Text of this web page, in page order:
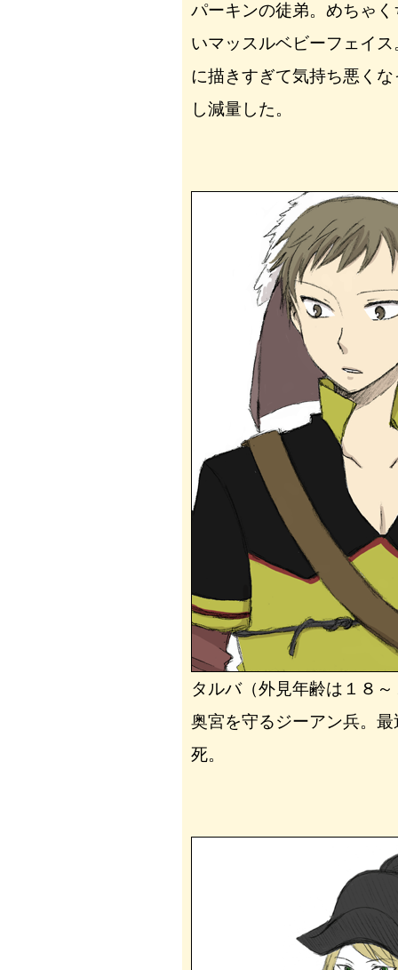
パーキンの徒弟。めちゃ
いマッスルベビーフェイ
に描きすぎて気持ち悪く
し減量した。
タルバ（外見年齢は１８
奥宮を守るジーアン兵。
死。